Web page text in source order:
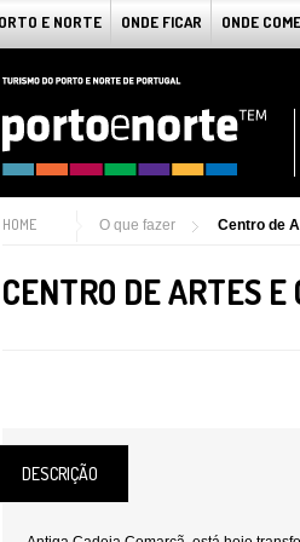
E NORTE ONDE FICAR ONDE
HOME O que fazer Centro de
CENTRO DE ARTES
DESCRIÇÃO